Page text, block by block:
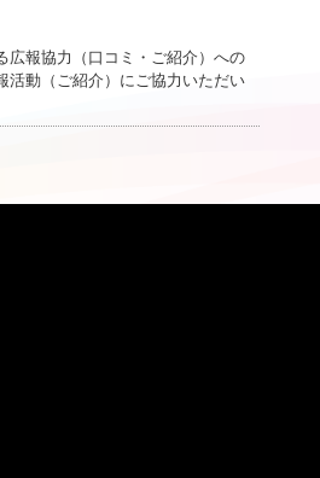
広報協力（口コミ・ご紹介）への
活動（ご紹介）にご協力いただい